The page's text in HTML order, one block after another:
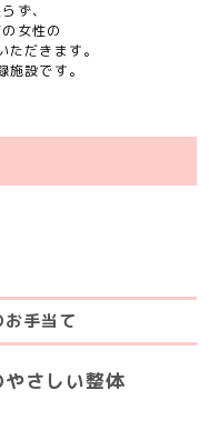
ず、
女性の
ただきます。
施設です。
手当て
さしい整体